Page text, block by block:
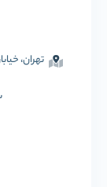
تهران،